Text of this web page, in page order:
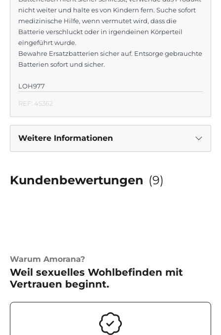
nicht weiter und halte es von Kindern fern. Suche sofort
medizinische Hilfe, wenn vermutet wird, dass die
Batterie verschluckt oder in irgendeinen Körperteil
eingeführt wurde.
Bewahre Ersatzbatterien sicher auf. Entsorge gebrauchte
Batterien sofort und sicher.
LOH977
REF: 45362
Weitere Informationen
Kundenbewertungen (9)
Warum Amorana?
Weil sexuelles Wohlbefinden mit
Vertrauen beginnt.